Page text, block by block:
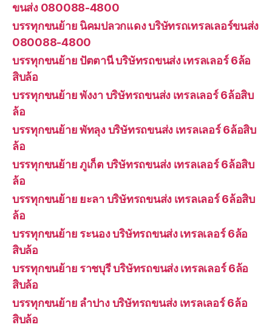
ขนส่ง 080088-4800
บรรทุกขนย้าย นิคมปลวกแดง บริษัทรถเทรลเลอร์ขนส่ง
080088-4800
บรรทุกขนย้าย ปัตตานี บริษัทรถขนส่ง เทรลเลอร์ 6ล้อ
สิบล้อ
บรรทุกขนย้าย พังงา บริษัทรถขนส่ง เทรลเลอร์ 6ล้อสิบ
ล้อ
บรรทุกขนย้าย พัทลุง บริษัทรถขนส่ง เทรลเลอร์ 6ล้อสิบ
ล้อ
บรรทุกขนย้าย ภูเก็ต บริษัทรถขนส่ง เทรลเลอร์ 6ล้อสิบ
ล้อ
บรรทุกขนย้าย ยะลา บริษัทรถขนส่ง เทรลเลอร์ 6ล้อสิบ
ล้อ
บรรทุกขนย้าย ระนอง บริษัทรถขนส่ง เทรลเลอร์ 6ล้อ
สิบล้อ
บรรทุกขนย้าย ราชบุรี บริษัทรถขนส่ง เทรลเลอร์ 6ล้อ
สิบล้อ
บรรทุกขนย้าย ลำปาง บริษัทรถขนส่ง เทรลเลอร์ 6ล้อ
สิบล้อ